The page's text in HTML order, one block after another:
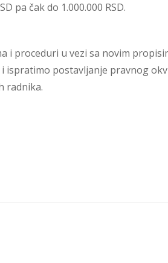
pa čak do 1.000.000 RSD.
i proceduri u vezi sa novim
ispratimo postavljanje pravnog
radnika.